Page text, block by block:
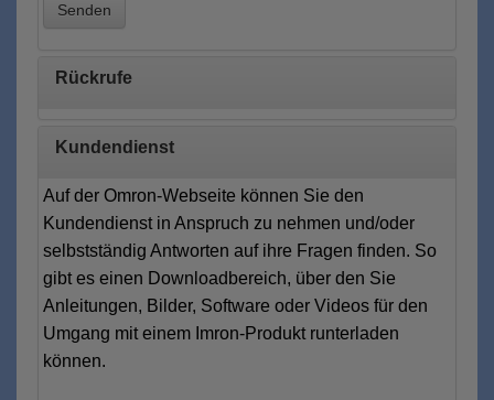
Senden
Rückrufe
Kundendienst
Auf der Omron-Webseite können Sie den
Kundendienst in Anspruch zu nehmen und/oder
selbstständig Antworten auf ihre Fragen finden. So
gibt es einen Downloadbereich, über den Sie
Anleitungen, Bilder, Software oder Videos für den
Umgang mit einem Imron-Produkt runterladen
können.